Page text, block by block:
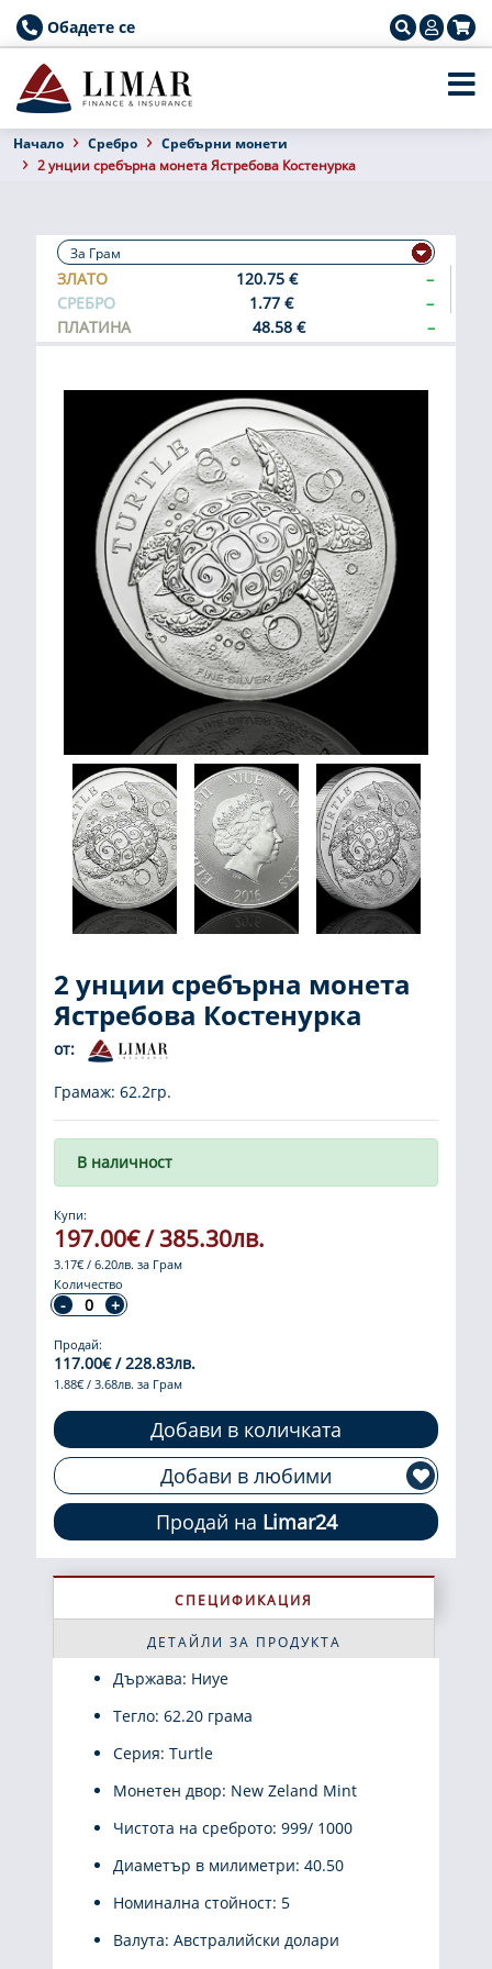
Обадете се
Началo Сребро
Сребърни монети
2 унции сребърна монета Ястребова Костенурка
ЗЛАТО 120.75 €
–
СРЕБРО
1.77 €
–
ПЛАТИНА
48.58 € –
2 унции сребърна монета
Ястребова Костенурка
от:
Грамаж: 62.2гр.
В наличност
Купи:
197.00€ / 385.30лв.
3.17€ / 6.20лв. за Грам
Количество
Продай:
117.00€ / 228.83лв.
1.88€ / 3.68лв. за Грам
Добави в количката
Добави в любими
Продай на Limar24
СПЕЦИФИКАЦИЯ
ДЕТАЙЛИ ЗА ПРОДУКТА
Държава: Ниуе
Тегло: 62.20 грама
Серия: Turtle
Монетен двор: New Zeland Mint
Чистота на среброто: 999/ 1000
Диаметър в милиметри: 40.50
Номинална стойност: 5
Валута: Австралийски долари